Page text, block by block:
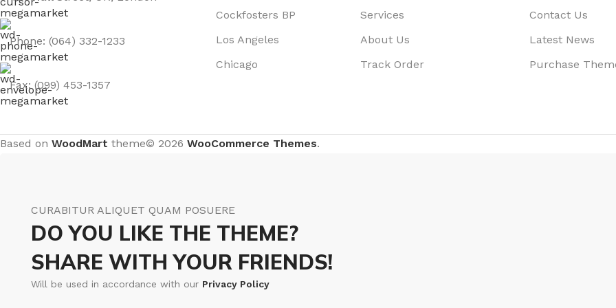
Phone: (064) 332-1233
Fax: (099) 453-1357
Cockfosters BP
Los Angeles
Chicago
Services
About Us
Track Order
Contact Us
Latest News
Purchase
Based on WoodMart theme© 2026 WooCommerce Themes.
CURABITUR ALIQUET QUAM POSUERE
DO YOU LIKE THE THEME?
SHARE WITH YOUR FRIENDS!
Will be used in accordance with our Privacy Policy